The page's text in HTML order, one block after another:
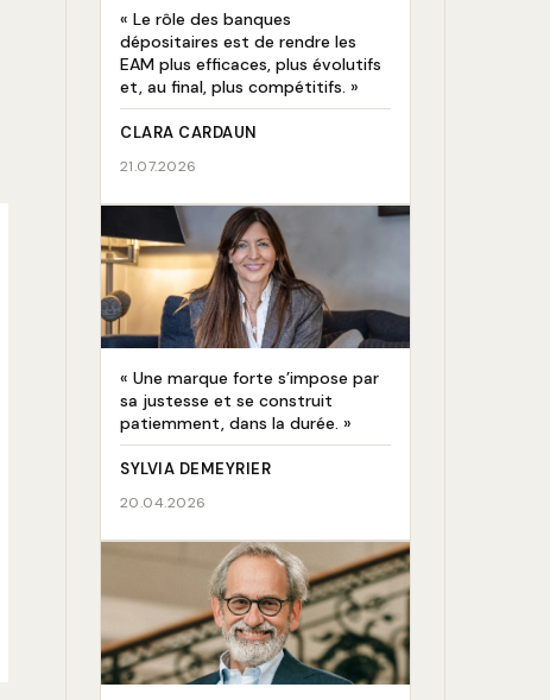
« Le rôle des banques
dépositaires est de rendre les
EAM plus efficaces, plus évolutifs
et, au final, plus compétitifs. »
CLARA CARDAUN
21.07.2026
« Une marque forte s’impose par
sa justesse et se construit
patiemment, dans la durée. »
SYLVIA DEMEYRIER
20.04.2026